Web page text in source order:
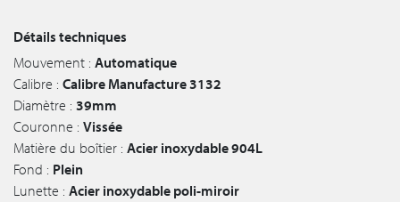
Détails techniques
Mouvement : Automatique
Calibre : Calibre Manufacture 3132
Diamètre : 39mm
Couronne : Vissée
Matière du boîtier : Acier inoxydable 904L
Fond : Plein
Lunette : Acier inoxydable poli-miroir